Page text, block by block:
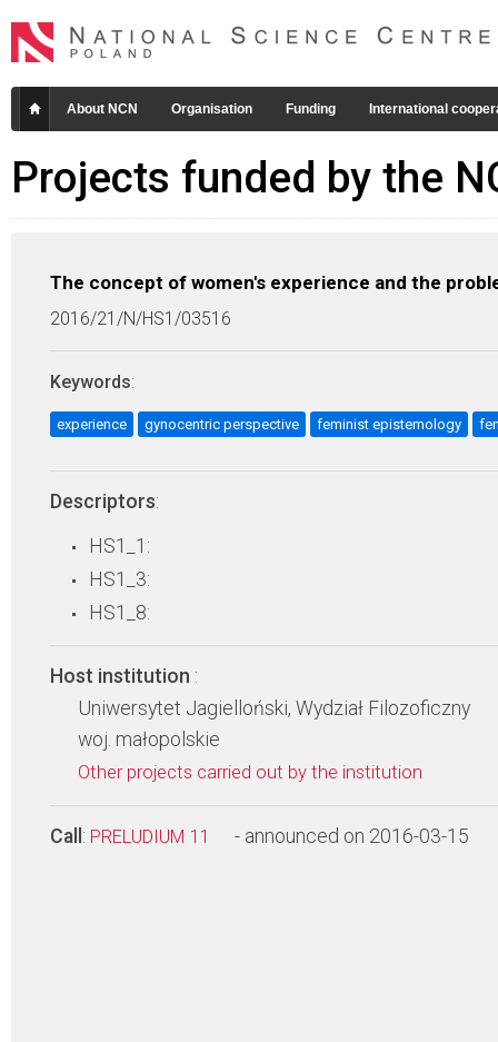
About NCN Organisation Funding International
Projects funded by the
The concept of women's experience and the
2016/21/N/HS1/03516
Keywords:
experience gynocentric perspective feminist epistemology
Descriptors:
HS1_1:
HS1_3:
HS1_8:
Host institution :
Uniwersytet Jagielloński, Wydział Filozoficzny
woj. małopolskie
Other projects carried out by the institution
Call : PRELUDIUM 11 - announced on 2016-03-15